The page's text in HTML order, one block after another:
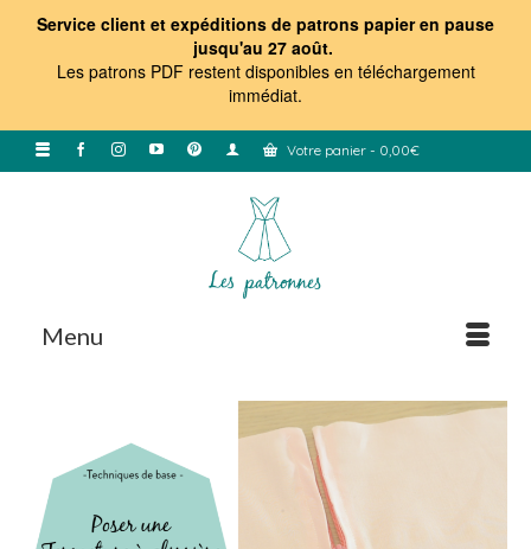
Service client et expéditions de patrons papier en pause
jusqu'au 27 août.
Les patrons PDF restent disponibles en téléchargement
immédiat.
Votre panier - 0,00€
Menu